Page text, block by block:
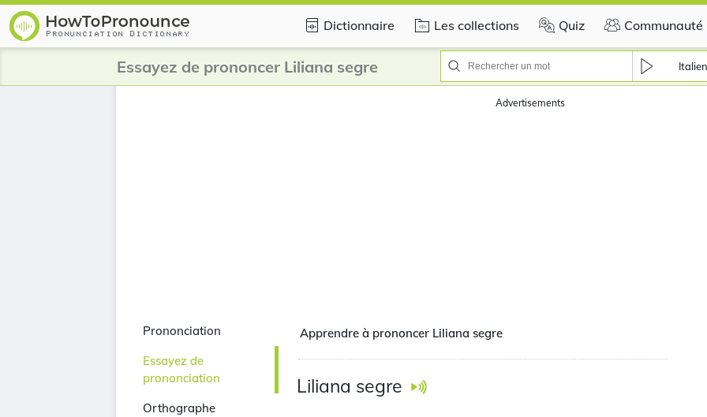
Dictionnaire Les collections Quiz Communauté
Essayez de prononcer Liliana segre Italien
Advertisements
Prononciation
Essayez de
prononciation
Orthographe
Apprendre à prononcer Liliana segre
Liliana segre